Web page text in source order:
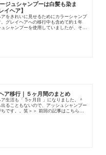
ジュシャンプーは白髪も染ま
イヘア】
をきれいに見せるためにカラーシャンプ
グレイヘアへの移行中も含めて約１年
シャンプーを使用していましたが、そろ
ア移行｜５ヶ月間のまとめ
生活も「 5ヶ月目 」になりました。＾
出ることもないので、アッシュシャンプー
です。。笑＞＞ 前回の記事はこちら今